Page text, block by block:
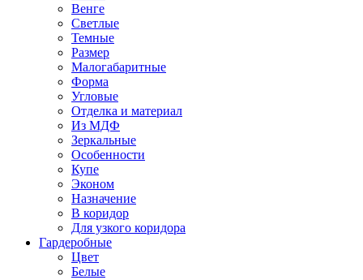
Венге
Светлые
Темные
Размер
Малогабаритные
Форма
Угловые
Отделка и материал
Из МДФ
Зеркальные
Особенности
Купе
Эконом
Назначение
В коридор
Для узкого коридора
Гардеробные
Цвет
Белые